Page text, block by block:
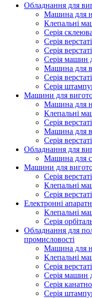
Обладнання для
Машина для
Клепальні
Серія
Серія
Серія
Серія машин
Машина для
Серія
Серія
Машини для
Машина для
Клепальні
Серія
Машина для
Серія
Обладнання для
Машина для
Машини для
Серія
Клепальні
Серія
Електронні
Клепальні
Серія
Обладнання для
промисловості
Машина для
Клепальні
Серія
Серія машин
Серія
Серія